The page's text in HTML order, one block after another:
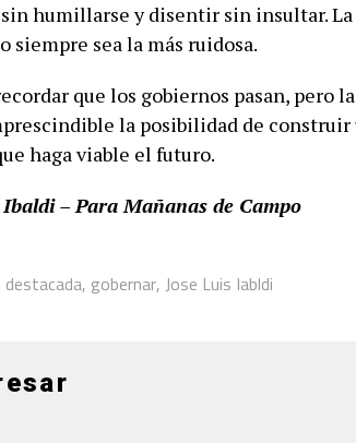
humillarse y disentir sin insultar.
siempre sea la más ruidosa.
que los gobiernos pasan, pero
la posibilidad de
haga viable el futuro.
Ibaldi – Para Mañanas de Campo
destacada, gobernar, Jose Luis Iabldi